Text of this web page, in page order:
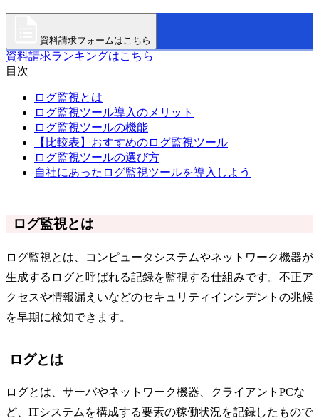
資料請求フォームはこちら
資料請求ランキングはこちら
目次
ログ監視とは
ログ監視ツール導入のメリット
ログ監視ツールの機能
【比較表】おすすめのログ監視ツール
ログ監視ツールの選び方
自社にあったログ監視ツールを導入しよう
ログ監視とは
ログ監視とは、コンピュータシステムやネットワーク機器が
生成するログと呼ばれる記録を監視する仕組みです。不正ア
クセスや情報漏えいなどのセキュリティインシデントの兆候
を早期に検知できます。
ログとは
ログとは、サーバやネットワーク機器、クライアントPCな
ど、ITシステムを構成する要素の稼働状況を記録したもので